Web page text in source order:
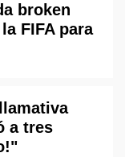
broken
FIFA para
a tres